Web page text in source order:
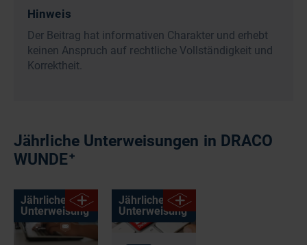
Hinweis
Der Beitrag hat informativen Charakter und erhebt
keinen Anspruch auf rechtliche Vollständigkeit und
Korrektheit.
Jährliche Unterweisungen in DRACO
WUNDE⁺
Jährliche
Unterweisung
Jährliche
Unterweisung